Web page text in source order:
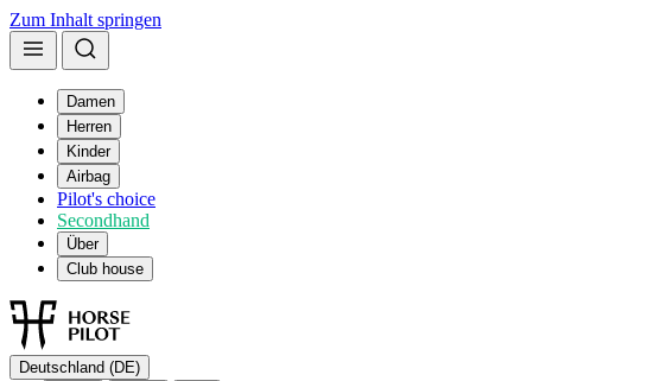
Zum Inhalt springen
Damen
Herren
Kinder
Airbag
Pilot's choice
Secondhand
Über
Club house
Deutschland (DE)